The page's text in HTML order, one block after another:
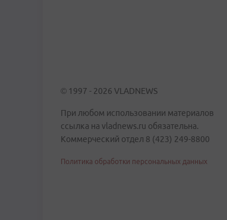
© 1997 - 2026 VLADNEWS
При любом использовании материалов
ссылка на vladnews.ru обязательна.
Коммерческий отдел 8 (423) 249-8800
Политика обработки персональных данных